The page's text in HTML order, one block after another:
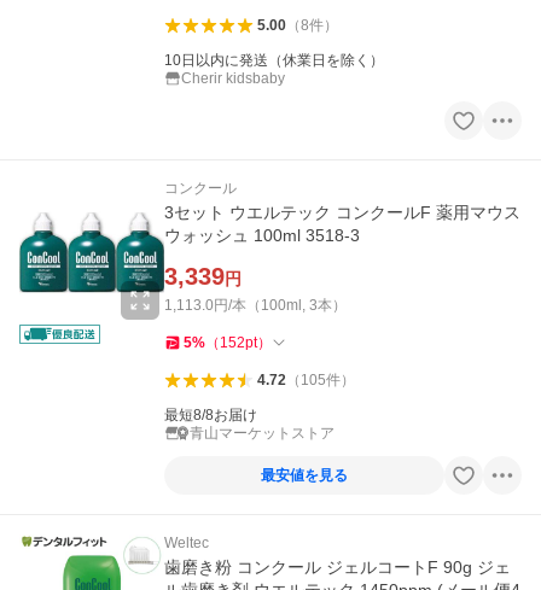
5.00（8件）
10日以内に発送（休業日を除く）
Cherir kidsbaby
コンクール
3セット ウエルテック コンクールF 薬用マウス
ウォッシュ 100ml 3518-3
3,339円
1,113.0円/本（100ml, 3本）
5% （ 152pt）
4.72（ 105件）
最短8/8お届け
青山マーケットストア
最安値を見る
Weltec
歯磨き粉 コンクール ジェルコートF 90g ジェ